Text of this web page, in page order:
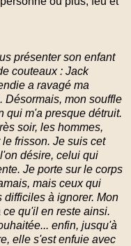
présenter son enfant
couteaux : Jack
a ravagé ma
Désormais, mon souffle
qui m'a presque détruit.
soir, les hommes,
frisson. Je suis cet
désire, celui qui
Je porte sur le corps
mais ceux qui
difficiles à ignorer. Mon
qu'il en reste ainsi.
enfin, jusqu'à
elle s'est enfuie avec